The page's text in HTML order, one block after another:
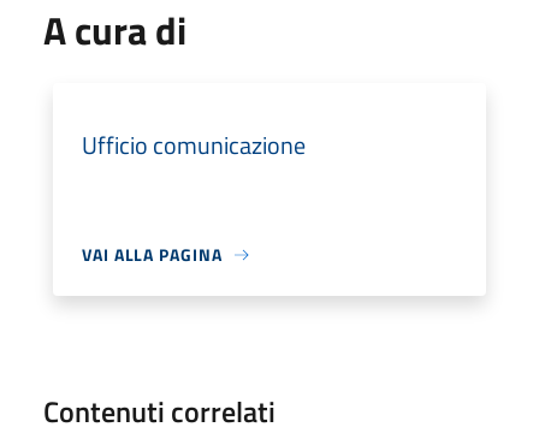
A cura di
Ufficio comunicazione
VAI ALLA PAGINA
Contenuti correlati